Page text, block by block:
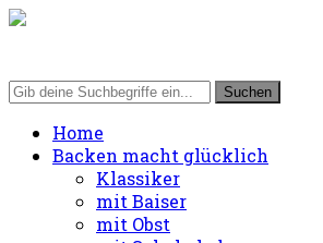
Home
Backen macht glücklich
Klassiker
mit Baiser
mit Obst